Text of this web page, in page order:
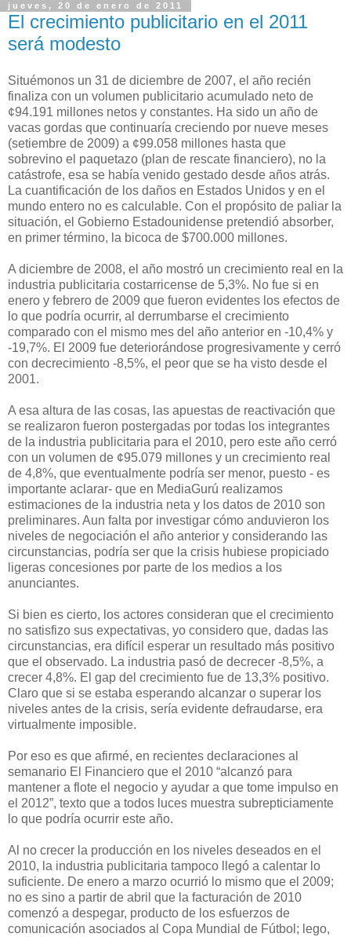
jueves, 20 de enero de 2011
El crecimiento publicitario en el 2011
será modesto
Situémonos un 31 de diciembre de 2007, el año recién
finaliza con un volumen publicitario acumulado neto de
¢94.191 millones netos y constantes. Ha sido un año de
vacas gordas que continuaría creciendo por nueve meses
(setiembre de 2009) a ¢99.058 millones hasta que
sobrevino el paquetazo (plan de rescate financiero), no la
catástrofe, esa se había venido gestado desde años atrás.
La cuantificación de los daños en Estados Unidos y en el
mundo entero no es calculable. Con el propósito de paliar la
situación, el Gobierno Estadounidense pretendió absorber,
en primer término, la bicoca de $700.000 millones.
A diciembre de 2008, el año mostró un crecimiento real en la
industria publicitaria costarricense de 5,3%. No fue si en
enero y febrero de 2009 que fueron evidentes los efectos de
lo que podría ocurrir, al derrumbarse el crecimiento
comparado con el mismo mes del año anterior en -10,4% y
-19,7%. El 2009 fue deteriorándose progresivamente y cerró
con decrecimiento -8,5%, el peor que se ha visto desde el
2001.
A esa altura de las cosas, las apuestas de reactivación que
se realizaron fueron postergadas por todas los integrantes
de la industria publicitaria para el 2010, pero este año cerró
con un volumen de ¢95.079 millones y un crecimiento real
de 4,8%, que eventualmente podría ser menor, puesto - es
importante aclarar- que en MediaGurú realizamos
estimaciones de la industria neta y los datos de 2010 son
preliminares. Aun falta por investigar cómo anduvieron los
niveles de negociación el año anterior y considerando las
circunstancias, podría ser que la crisis hubiese propiciado
ligeras concesiones por parte de los medios a los
anunciantes.
Si bien es cierto, los actores consideran que el crecimiento
no satisfizo sus expectativas, yo considero que, dadas las
circunstancias, era difícil esperar un resultado más positivo
que el observado. La industria pasó de decrecer -8,5%, a
crecer 4,8%. El gap del crecimiento fue de 13,3% positivo.
Claro que si se estaba esperando alcanzar o superar los
niveles antes de la crisis, sería evidente defraudarse, era
virtualmente imposible.
Por eso es que afirmé, en recientes declaraciones al
semanario El Financiero que el 2010 “alcanzó para
mantener a flote el negocio y ayudar a que tome impulso en
el 2012”, texto que a todos luces muestra subrepticiamente
lo que podría ocurrir este año.
Al no crecer la producción en los niveles deseados en el
2010, la industria publicitaria tampoco llegó a calentar lo
suficiente. De enero a marzo ocurrió lo mismo que el 2009;
no es sino a partir de abril que la facturación de 2010
comenzó a despegar, producto de los esfuerzos de
comunicación asociados al Copa Mundial de Fútbol; lego,